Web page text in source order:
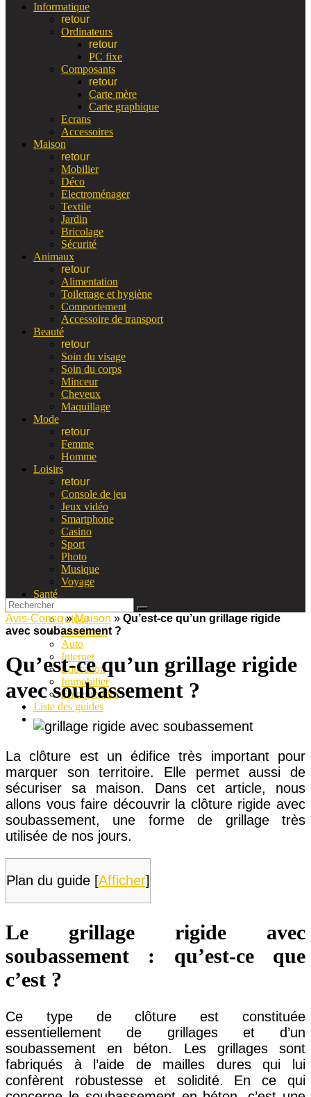
Informatique
retour
Ordinateurs
retour
PC fixe
Composants
retour
Carte mère
Carte graphique
Ecrans
Accessoires
Maison
retour
Mobilier
Déco
Electroménager
Textile
Jardin
Bricolage
Sécurité
Animaux
retour
Alimentation
Toilettage et hygiène
Comportement
Accessoire de transport
Beauté
retour
Soin du visage
Soin du corps
Minceur
Cheveux
Maquillage
Mode
retour
Femme
Homme
Loisirs
retour
Console de jeu
Jeux vidéo
Smartphone
Casino
Sport
Photo
Musique
Voyage
Santé
Vie pratique
retour
Assurance
Auto
Internet
Education
Immobilier
Entreprendre
Liste des guides
Avis-Conso»Maison » Qu’est-ce qu’un grillage rigide
avec soubassement ?
Qu’est-ce qu’un grillage rigide
avec soubassement ?
La clôture est un édifice très important pour
marquer son territoire. Elle permet aussi de
sécuriser sa maison. Dans cet article, nous
allons vous faire découvrir la clôture rigide avec
soubassement, une forme de grillage très
utilisée de nos jours.
Plan du guide [Afficher]
Le grillage rigide avec
soubassement : qu’est-ce que
c’est ?
Ce type de clôture est constituée
essentiellement de grillages et d’un
soubassement en béton. Les grillages sont
fabriqués à l’aide de mailles dures qui lui
confèrent robustesse et solidité. En ce qui